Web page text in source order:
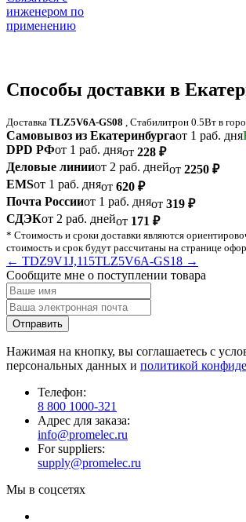
инженером по
применению
Способы доставки в
Доставка TLZ5V6A-GS08 , Стабилитрон 0.5Вт в
Самовывоз из Екатеринбургаот 1 раб. дня
DPD РФот 1 раб. дняот 228 ₽
Деловые линииот 2 раб. днейот 2250 ₽
EMSот 1 раб. дняот 620 ₽
Почта Россииот 1 раб. дняот 319 ₽
СДЭКот 2 раб. днейот 171 ₽
* Стоимость и сроки доставки являются
стоимость и срок будут рассчитаны на странице
← TDZ9V1J,115TLZ5V6A-GS18 →
Сообщите мне о поступлении товара
Нажимая на кнопку, вы соглашаетесь с
персональных данных и политикой
Телефон:
8 800 1000-321
Адрес для заказа:
info@promelec.ru
For suppliers:
supply@promelec.ru
Мы в соцсетях